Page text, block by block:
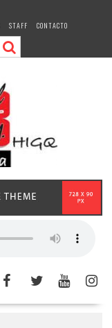
STAFF CONTACTO